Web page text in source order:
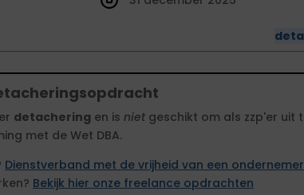
detachering en is niet geschikt om als zzp'er uit
met de Wet DBA.
Dienstverband met de vrijheid van een ondernemer
Bekijk hier onze freelance opdrachten